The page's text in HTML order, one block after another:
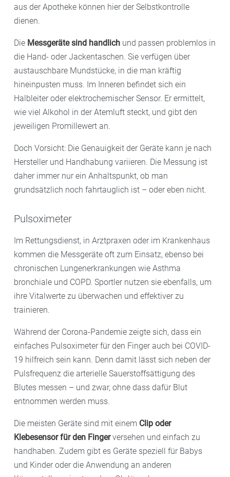
aus der Apotheke können hier der Selbstkontrolle
dienen.
Die Messgeräte sind handlich und passen problemlos in
die Hand- oder Jackentaschen. Sie verfügen über
austauschbare Mundstücke, in die man kräftig
hineinpusten muss. Im Inneren befindet sich ein
Halbleiter oder elektrochemischer Sensor. Er ermittelt,
wie viel Alkohol in der Atemluft steckt, und gibt den
jeweiligen Promillewert an.
Doch Vorsicht: Die Genauigkeit der Geräte kann je nach
Hersteller und Handhabung variieren. Die Messung ist
daher immer nur ein Anhaltspunkt, ob man
grundsätzlich noch fahrtauglich ist – oder eben nicht.
Pulsoximeter
Im Rettungsdienst, in Arztpraxen oder im Krankenhaus
kommen die Messgeräte oft zum Einsatz, ebenso bei
chronischen Lungenerkrankungen wie Asthma
bronchiale und COPD. Sportler nutzen sie ebenfalls, um
ihre Vitalwerte zu überwachen und effektiver zu
trainieren.
Während der Corona-Pandemie zeigte sich, dass ein
einfaches Pulsoximeter für den Finger auch bei COVID-
19 hilfreich sein kann. Denn damit lässt sich neben der
Pulsfrequenz die arterielle Sauerstoffsättigung des
Blutes messen – und zwar, ohne dass dafür Blut
entnommen werden muss.
Die meisten Geräte sind mit einem Clip oder
Klebesensor für den Fingerversehen und einfach zu
handhaben. Zudem gibt es Geräte speziell für Babys
und Kinder oder die Anwendung an anderen